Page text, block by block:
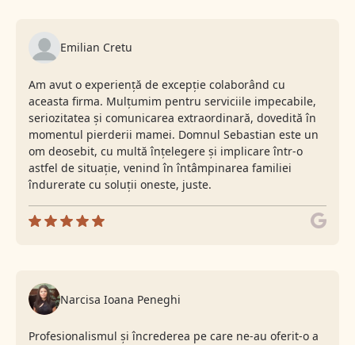
Emilian Cretu
Am avut o experiență de excepție colaborând cu
aceasta firma. Mulțumim pentru serviciile impecabile,
seriozitatea și comunicarea extraordinară, dovedită în
momentul pierderii mamei. Domnul Sebastian este un
om deosebit, cu multă înțelegere și implicare într-o
astfel de situație, venind în întâmpinarea familiei
îndurerate cu soluții oneste, juste.
Narcisa Ioana Peneghi
Profesionalismul și încrederea pe care ne-au oferit-o a